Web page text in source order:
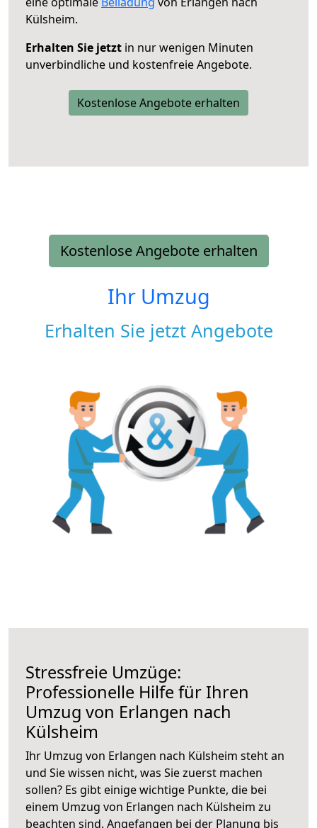
Külsheim.
Erhalten Sie jetzt in nur wenigen Minuten
unverbindliche und kostenfreie Angebote.
Kostenlose Angebote erhalten
Kostenlose Angebote erhalten
Ihr Umzug
Erhalten Sie jetzt Angebote
Stressfreie Umzüge:
Professionelle Hilfe für Ihren
Umzug von Erlangen nach
Külsheim
Ihr Umzug von Erlangen nach Külsheim steht an
und Sie wissen nicht, was Sie zuerst machen
sollen? Es gibt einige wichtige Punkte, die bei
einem Umzug von Erlangen nach Külsheim zu
beachten sind. Angefangen bei der Planung bis